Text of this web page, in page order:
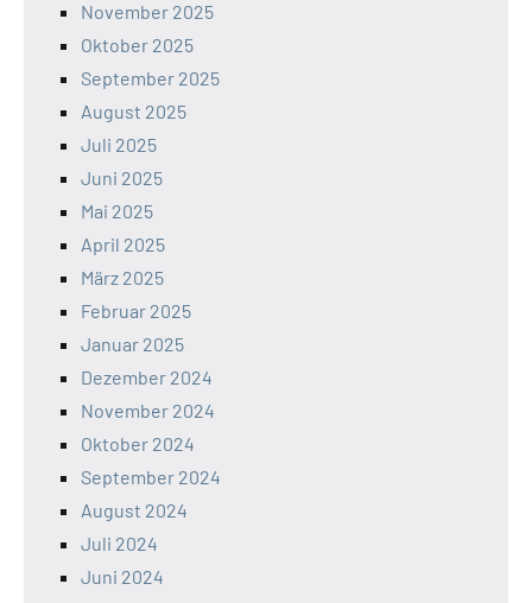
November 2025
Oktober 2025
September 2025
August 2025
Juli 2025
Juni 2025
Mai 2025
April 2025
März 2025
Februar 2025
Januar 2025
Dezember 2024
November 2024
Oktober 2024
September 2024
August 2024
Juli 2024
Juni 2024